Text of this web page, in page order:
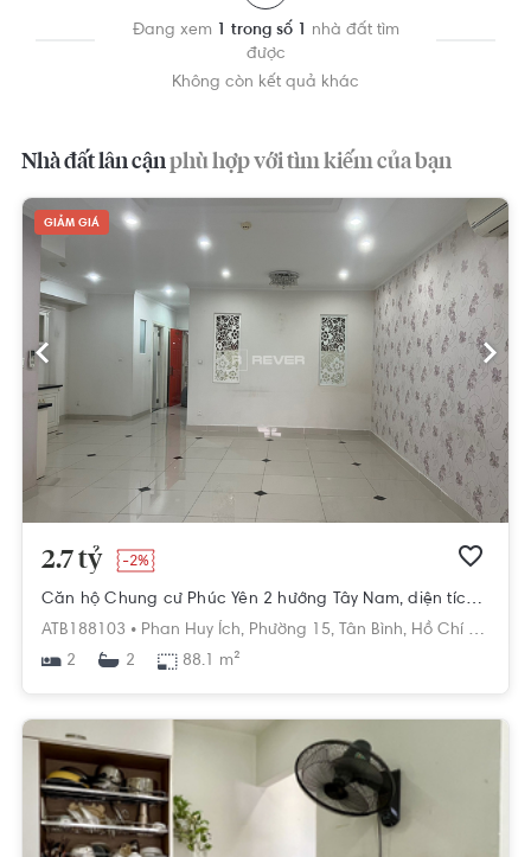
Đang xem 1 trong số 1 nhà đất tìm
được
Không còn kết quả khác
Nhà đất lân cậnphù hợp với tìm kiếm của bạn
GIẢM GIÁ
2.7 tỷ -2%
Căn hộ Chung cư Phúc Yên 2 hướng Tây Nam, diện tích 88.1m²
ATB188103 • Phan Huy Ích, Phường 15, Tân Bình, Hồ Chí Minh
2
2 88.1 m²